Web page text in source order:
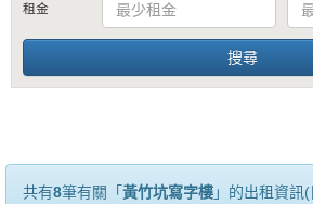
租金
共有8筆有關「 黃竹坑寫字樓」的出租資訊